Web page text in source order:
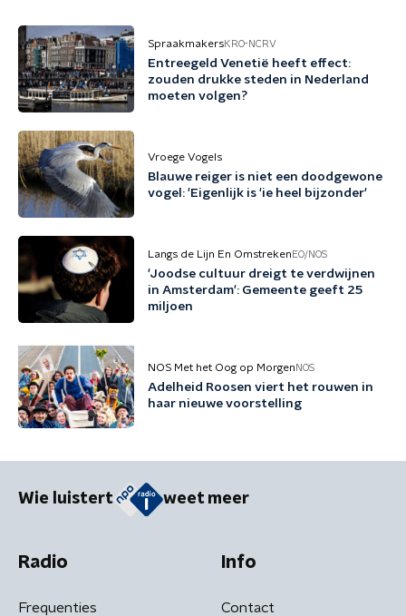
SpraakmakersKRO-NCRV
Entreegeld Venetië heeft effect:
zouden drukke steden in Nederland
moeten volgen?
Vroege Vogels
Blauwe reiger is niet een doodgewone
vogel: 'Eigenlijk is 'ie heel bijzonder'
Langs de Lijn En Omstreken EO/NOS
'Joodse cultuur dreigt te verdwijnen
in Amsterdam': Gemeente geeft 25
miljoen
NOS Met het Oog op Morgen NOS
Adelheid Roosen viert het rouwen in
haar nieuwe voorstelling
Wie luistert weet meer
Radio
Frequenties
Info
Contact